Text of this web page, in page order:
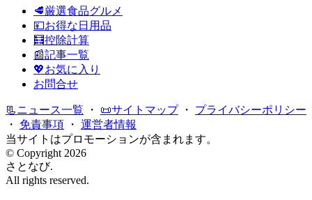
🥩厳選食品グルメ
💴お得な日用品
🧮控除計算
📰記事一覧
💖お気に入り
お問合せ
📃ニュース一覧 ・ 📜サイトマップ・ プライバシーポリシー
・ 免責事項 ・ 運営者情報
当サイトはプロモーションが含まれます。
© Copyright 2026
さとなび.
All rights reserved.